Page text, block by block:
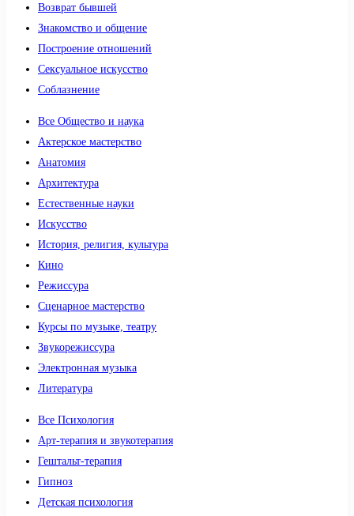
Возврат бывшей
Знакомство и общение
Построение отношений
Сексуальное искусство
Соблазнение
Все Общество и наука
Актерское мастерство
Анатомия
Архитектура
Естественные науки
Искусство
История, религия, культура
Кино
Режиссура
Сценарное мастерство
Курсы по музыке, театру
Звукорежиссура
Электронная музыка
Литература
Все Психология
Арт-терапия и звукотерапия
Гештальт-терапия
Гипноз
Детская психология